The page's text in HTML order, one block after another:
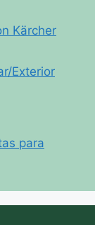
Kärcher
Exterior
para